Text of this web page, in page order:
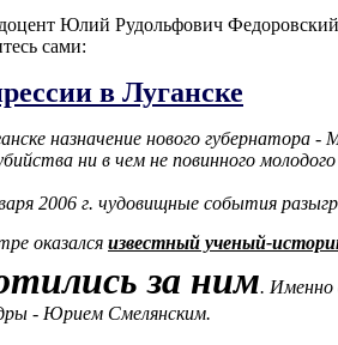
Юлий Рудольфович
сами:
в Луганске
назначение нового губернатора
ни в чем не повинного молодого
2006 г. чудовищные события
оказался известный ученый-
за ним. Именно
- Юрием Смелянским.